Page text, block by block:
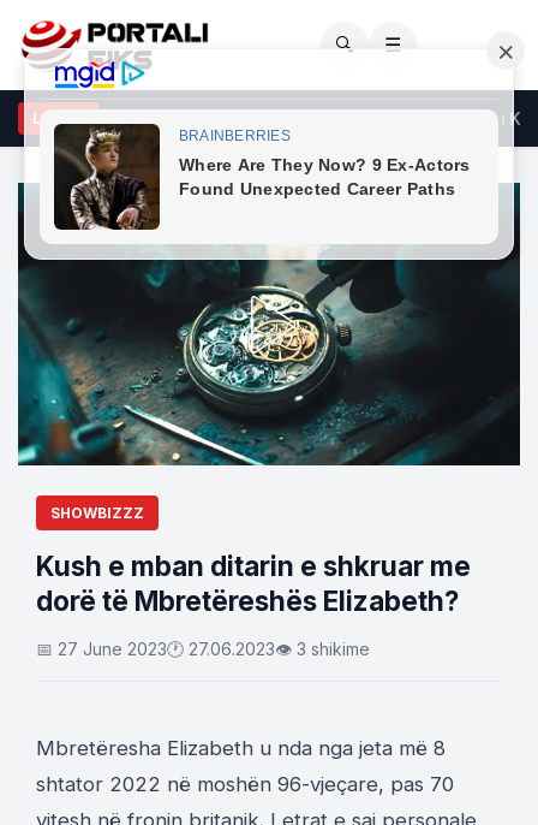
🔍 ☰
LAJME
Dyert e sallës ku sonte do duhej të konstituohej Kuvendi i
SHOWBIZZZ
Kush e mban ditarin e shkruar me
dorë të Mbretëreshës Elizabeth?
📅 27 June 2023🕐 27.06.2023👁 3 shikime
Mbretëresha Elizabeth u nda nga jeta më 8
shtator 2022 në moshën 96-vjeçare, pas 70
vitesh në fronin britanik. Letrat e saj personale